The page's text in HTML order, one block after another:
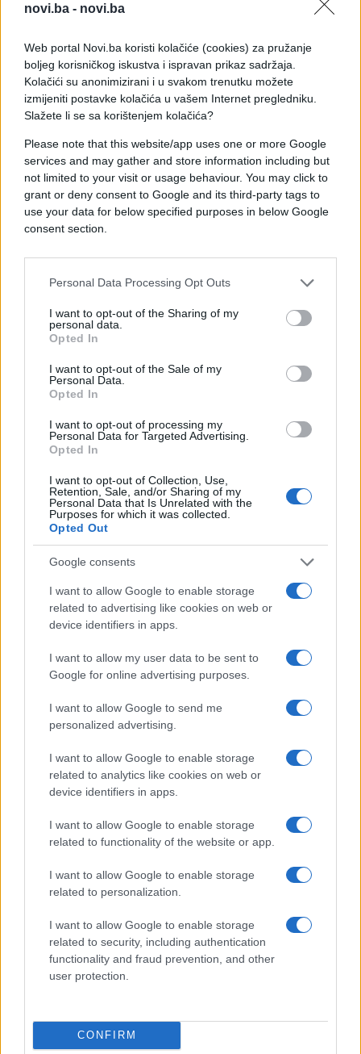
novi.ba - novi.ba
Web portal Novi.ba koristi kolačiće (cookies) za pružanje
boljeg korisničkog iskustva i ispravan prikaz sadržaja.
Kolačići su anonimizirani i u svakom trenutku možete
izmijeniti postavke kolačića u vašem Internet pregledniku.
Slažete li se sa korištenjem kolačića?
Please note that this website/app uses one or more Google
services and may gather and store information including but
not limited to your visit or usage behaviour. You may click to
grant or deny consent to Google and its third-party tags to
use your data for below specified purposes in below Google
consent section.
Personal Data Processing Opt Outs
I want to opt-out of the Sharing of my
personal data.
Opted In
I want to opt-out of the Sale of my
Personal Data.
Opted In
I want to opt-out of processing my
Personal Data for Targeted Advertising.
Opted In
I want to opt-out of Collection, Use,
Retention, Sale, and/or Sharing of my
Personal Data that Is Unrelated with the
Purposes for which it was collected.
Opted Out
Google consents
I want to allow Google to enable storage
related to advertising like cookies on web or
device identifiers in apps.
I want to allow my user data to be sent to
Google for online advertising purposes.
I want to allow Google to send me
personalized advertising.
I want to allow Google to enable storage
related to analytics like cookies on web or
device identifiers in apps.
I want to allow Google to enable storage
related to functionality of the website or app.
I want to allow Google to enable storage
related to personalization.
I want to allow Google to enable storage
related to security, including authentication
functionality and fraud prevention, and other
user protection.
CONFIRM
iritirani.
Jarac
Disciplinovani i metodični, Jarčevi ne reaguju
impulsivno. Njihov pragmatičan pristup
problemima osigurava da uvijek razmišljaju
dugoročno i ne dozvoljavaju emocijama da ih
savladaju.
#bik #vaga